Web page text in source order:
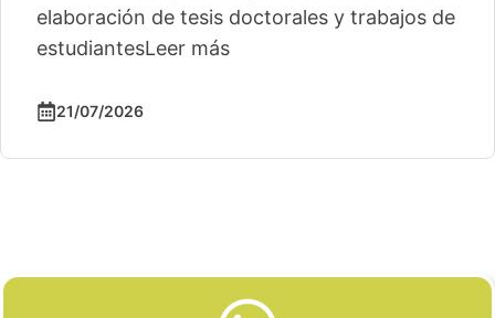
elaboración de tesis doctorales y trabajos de
estudiantesLeer más
21/07/2026